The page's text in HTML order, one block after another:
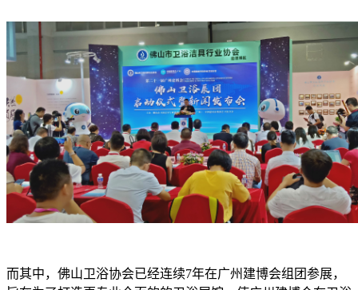
而其中，佛山卫浴协会已经连续7年在广州建博会组团参展，